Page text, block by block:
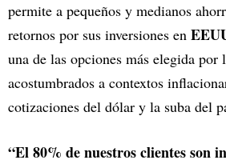
permite a pequeños y medianos
retornos por sus inversiones en
una de las opciones más elegida por
acostumbrados a contextos
cotizaciones del dólar y la suba del
“El 80% de nuestros clientes son